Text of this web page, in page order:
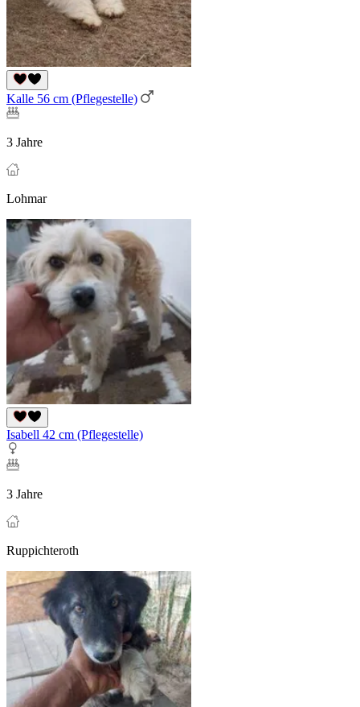
Kalle 56 cm (Pflegestelle)
3 Jahre
Lohmar
Isabell 42 cm (Pflegestelle)
3 Jahre
Ruppichteroth